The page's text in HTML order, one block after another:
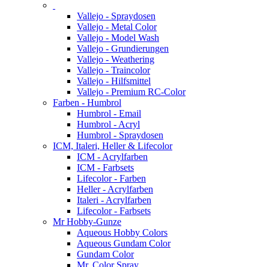
Vallejo - Spraydosen
Vallejo - Metal Color
Vallejo - Model Wash
Vallejo - Grundierungen
Vallejo - Weathering
Vallejo - Traincolor
Vallejo - Hilfsmittel
Vallejo - Premium RC-Color
Farben - Humbrol
Humbrol - Email
Humbrol - Acryl
Humbrol - Spraydosen
ICM, Italeri, Heller & Lifecolor
ICM - Acrylfarben
ICM - Farbsets
Lifecolor - Farben
Heller - Acrylfarben
Italeri - Acrylfarben
Lifecolor - Farbsets
Mr Hobby-Gunze
Aqueous Hobby Colors
Aqueous Gundam Color
Gundam Color
Mr. Color Spray